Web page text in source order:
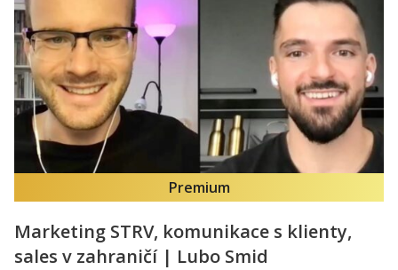
Kontakt
Obchodní podmínky
Hledaná fráze Hledat
Premium
Marketing STRV, komunikace s klienty,
sales v zahraničí | Lubo Smid